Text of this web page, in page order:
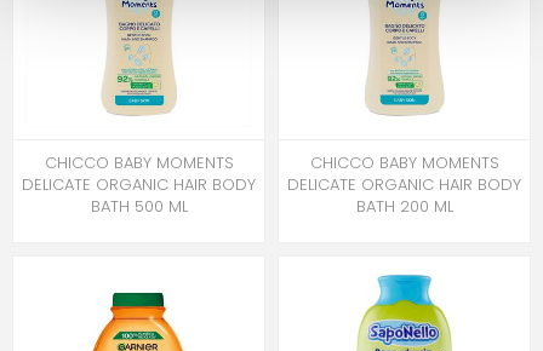
CHICCO BABY MOMENTS
DELICATE ORGANIC HAIR BODY
BATH 500 ML
CHICCO BABY MOMENTS
DELICATE ORGANIC HAIR BODY
BATH 200 ML